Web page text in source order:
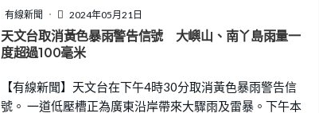
有線新聞 2024年05月21日
天文台取消黃色暴雨警告信號 大嶼山、南丫島雨量一
度超過100毫米
【有線新聞】天文台在下午4時30分取消黃色暴雨警告信
號。 一道低壓槽正為廣東沿岸帶來大驟雨及雷暴。下午本